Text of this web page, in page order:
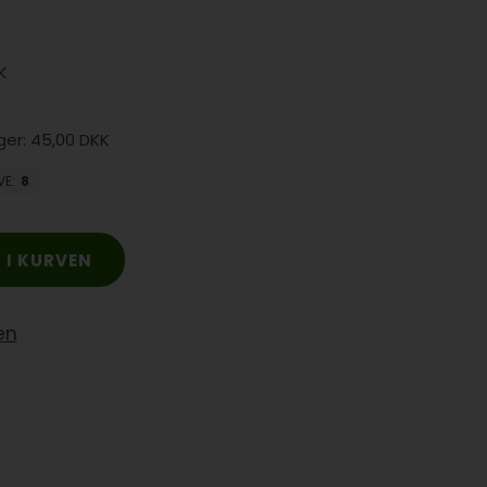
45,00 DKK
: 8